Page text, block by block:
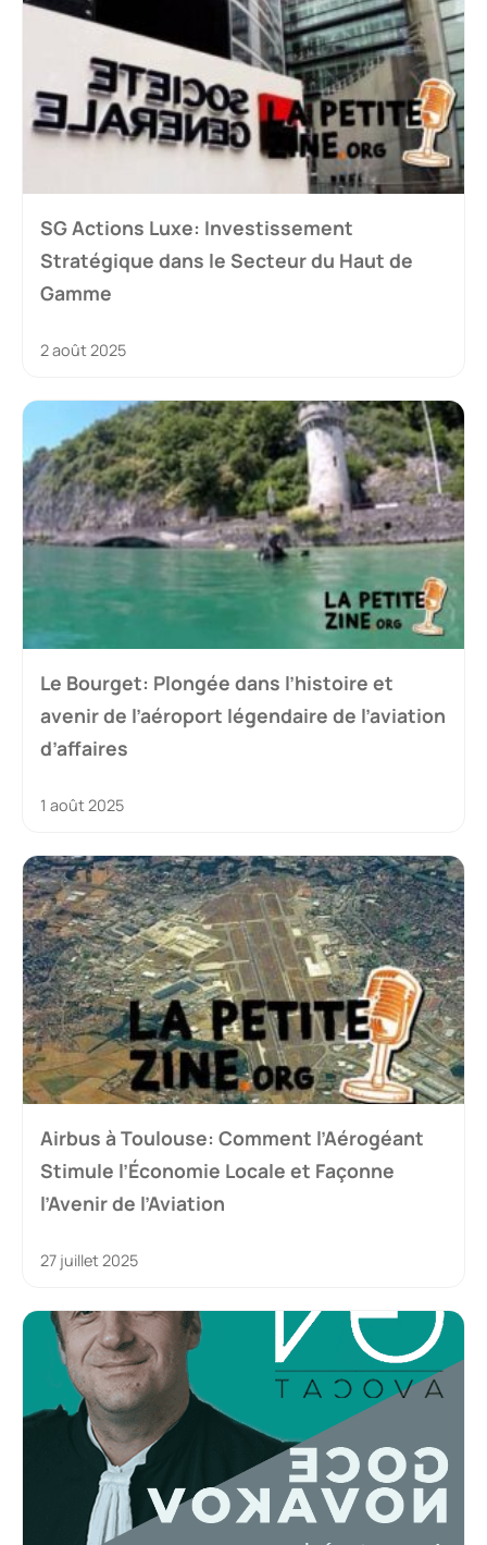
SG Actions Luxe: Investissement
Stratégique dans le Secteur du Haut de
Gamme
2 août 2025
Le Bourget: Plongée dans l’histoire et
avenir de l’aéroport légendaire de l’aviation
d’affaires
1 août 2025
Airbus à Toulouse: Comment l’Aérogéant
Stimule l’Économie Locale et Façonne
l’Avenir de l’Aviation
27 juillet 2025